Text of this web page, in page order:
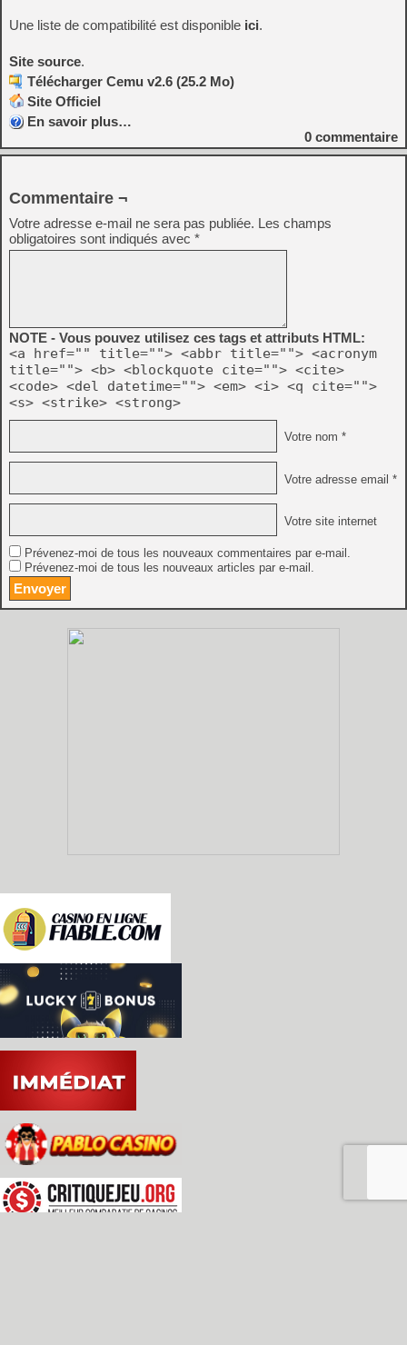
Une liste de compatibilité est disponible ici.
Site source.
Télécharger Cemu v2.6 (25.2 Mo)
Site Officiel
En savoir plus…
0 commentaire
Commentaire ¬
Votre adresse e-mail ne sera pas publiée. Les champs
obligatoires sont indiqués avec *
NOTE - Vous pouvez utilisez ces tags et attributs HTML:
<a href="" title=""> <abbr title=""> <acronym
title=""> <b> <blockquote cite=""> <cite>
<code> <del datetime=""> <em> <i> <q cite="">
<s> <strike> <strong>
Votre nom *
Votre adresse email *
Votre site internet
Prévenez-moi de tous les nouveaux commentaires par e-mail.
Prévenez-moi de tous les nouveaux articles par e-mail.